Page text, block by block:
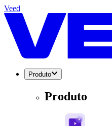
Veed
Produto
Produto